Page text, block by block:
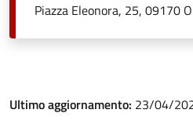
Piazza Eleonora, 25, 09170
Ultimo aggiornamento: 23/04/